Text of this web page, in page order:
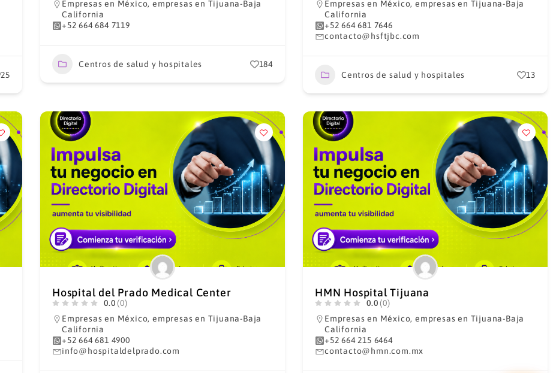
25
Empresas en México, empresas en Tijuana-Baja
California
+52 664 684 7119
Centros de salud y hospitales 184
Empresas en México, empresas en Tijuana-Baja
California
+52 664 681 7646
contacto@hsftjbc.com
Centros de salud y hospitales 13
Hospital del Prado Medical Center
0.0 (0)
Empresas en México, empresas en Tijuana-Baja
California
+52 664 681 4900
info@hospitaldelprado.com
HMN Hospital Tijuana
0.0 (0)
Empresas en México, empresas en Tijuana-Baja
California
+52 664 215 6464
contacto@hmn.com.mx